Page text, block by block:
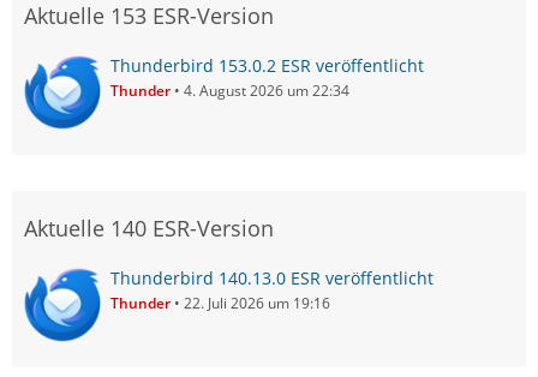
Aktuelle 153 ESR-Version
Thunderbird 153.0.2 ESR veröffentlicht
Thunder 4. August 2026 um 22:34
Aktuelle 140 ESR-Version
Thunderbird 140.13.0 ESR veröffentlicht
Thunder 22. Juli 2026 um 19:16